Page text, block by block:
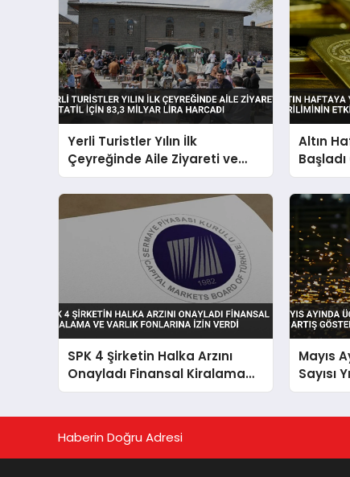
Yerli Turistler Yılın İlk
Çeyreğinde Aile Ziyareti ve
Tatil İçin 83,3 Milyar Lira
Harcadı
Altın
Etkisi
SPK 4 Şirketin Halka Arzını
Onayladı Finansal Kiralama
ve Varlık Fonlarına İzin Verdi
Mayıs
Sayısı
Haberin Doğru Adresi